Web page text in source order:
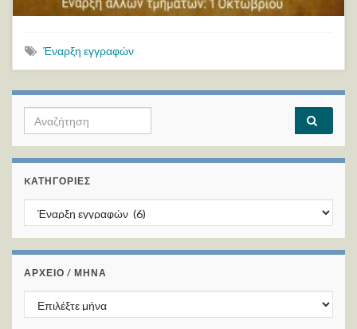
Έναρξη εγγραφών
Search for:
KΑΤΗΓΟΡΊΕΣ
Kατηγορίες
ΑΡΧΕΙΟ / ΜΗΝΑ
ΑΡΧΕΙΟ / ΜΗΝΑ